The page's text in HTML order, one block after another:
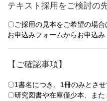
テキスト採用をご検討の
〇ご採用の見本をご希望の場合
お申込みフォームからお申込み
【ご確認事項】
〇1書名につき、1冊のみとさせ
〇研究図書や在庫僅少本、ま